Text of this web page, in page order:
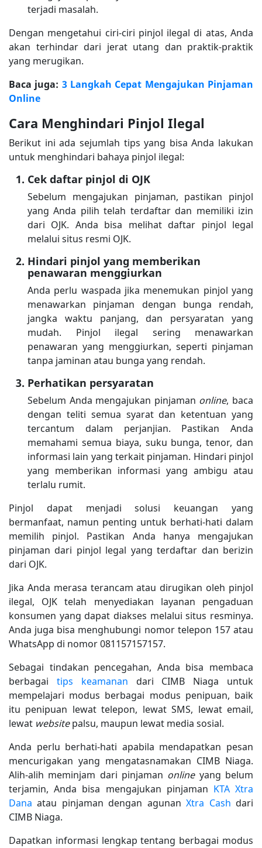
terjadi masalah.
Dengan mengetahui ciri-ciri pinjol ilegal di atas, Anda
akan terhindar dari jerat utang dan praktik-praktik
yang merugikan.
Baca juga: 3 Langkah Cepat Mengajukan Pinjaman
Online
Cara Menghindari Pinjol Ilegal
Berikut ini ada sejumlah tips yang bisa Anda lakukan
untuk menghindari bahaya pinjol ilegal:
Cek daftar pinjol di OJK
Sebelum mengajukan pinjaman, pastikan pinjol
yang Anda pilih telah terdaftar dan memiliki izin
dari OJK. Anda bisa melihat daftar pinjol legal
melalui situs resmi OJK.
Hindari pinjol yang memberikan
penawaran menggiurkan
Anda perlu waspada jika menemukan pinjol yang
menawarkan pinjaman dengan bunga rendah,
jangka waktu panjang, dan persyaratan yang
mudah. Pinjol ilegal sering menawarkan
penawaran yang menggiurkan, seperti pinjaman
tanpa jaminan atau bunga yang rendah.
Perhatikan persyaratan
Sebelum Anda mengajukan pinjaman online, baca
dengan teliti semua syarat dan ketentuan yang
tercantum dalam perjanjian. Pastikan Anda
memahami semua biaya, suku bunga, tenor, dan
informasi lain yang terkait pinjaman. Hindari pinjol
yang memberikan informasi yang ambigu atau
terlalu rumit.
Pinjol dapat menjadi solusi keuangan yang
bermanfaat, namun penting untuk berhati-hati dalam
memilih pinjol. Pastikan Anda hanya mengajukan
pinjaman dari pinjol legal yang terdaftar dan berizin
dari OJK.
Jika Anda merasa terancam atau dirugikan oleh pinjol
ilegal, OJK telah menyediakan layanan pengaduan
konsumen yang dapat diakses melalui situs resminya.
Anda juga bisa menghubungi nomor telepon 157 atau
WhatsApp di nomor 081157157157.
Sebagai tindakan pencegahan, Anda bisa membaca
berbagai tips keamanan dari CIMB Niaga untuk
mempelajari modus berbagai modus penipuan, baik
itu penipuan lewat telepon, lewat SMS, lewat email,
lewat websitepalsu, maupun lewat media sosial.
Anda perlu berhati-hati apabila mendapatkan pesan
mencurigakan yang mengatasnamakan CIMB Niaga.
Alih-alih meminjam dari pinjaman online yang belum
terjamin, Anda bisa mengajukan pinjaman KTA Xtra
Dana atau pinjaman dengan agunanXtra Cash dari
CIMB Niaga.
Dapatkan informasi lengkap tentang berbagai modus